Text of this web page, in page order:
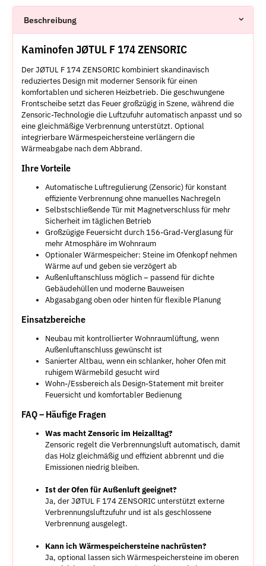
Beschreibung
Kaminofen JØTUL F 174 ZENSORIC
Der JØTUL F 174 ZENSORIC kombiniert skandinavisch
reduziertes Design mit moderner Sensorik für einen
komfortablen und sicheren Heizbetrieb. Die geschwungene
Frontscheibe setzt das Feuer großzügig in Szene, während die
Zensoric-Technologie die Luftzufuhr automatisch anpasst und so
eine gleichmäßige Verbrennung unterstützt. Optional
integrierbare Wärmespeichersteine verlängern die
Wärmeabgabe nach dem Abbrand.
Ihre Vorteile
Automatische Luftregulierung (Zensoric) für konstant
effiziente Verbrennung ohne manuelles Nachregeln
Selbstschließende Tür mit Magnetverschluss für mehr
Sicherheit im täglichen Betrieb
Großzügige Feuersicht durch 156-Grad-Verglasung für
mehr Atmosphäre im Wohnraum
Optionaler Wärmespeicher: Steine im Ofenkopf nehmen
Wärme auf und geben sie verzögert ab
Außenluftanschluss möglich – passend für dichte
Gebäudehüllen und moderne Bauweisen
Abgasabgang oben oder hinten für flexible Planung
Einsatzbereiche
Neubau mit kontrollierter Wohnraumlüftung, wenn
Außenluftanschluss gewünscht ist
Sanierter Altbau, wenn ein schlanker, hoher Ofen mit
ruhigem Wärmebild gesucht wird
Wohn-/Essbereich als Design-Statement mit breiter
Feuersicht und komfortabler Bedienung
FAQ – Häufige Fragen
Was macht Zensoric im Heizalltag?
Zensoric regelt die Verbrennungsluft automatisch, damit
das Holz gleichmäßig und effizient abbrennt und die
Emissionen niedrig bleiben.
Ist der Ofen für Außenluft geeignet?
Ja, der JØTUL F 174 ZENSORIC unterstützt externe
Verbrennungsluftzufuhr und ist als geschlossene
Verbrennung ausgelegt.
Kann ich Wärmespeichersteine nachrüsten?
Ja, optional lassen sich Wärmespeichersteine im oberen